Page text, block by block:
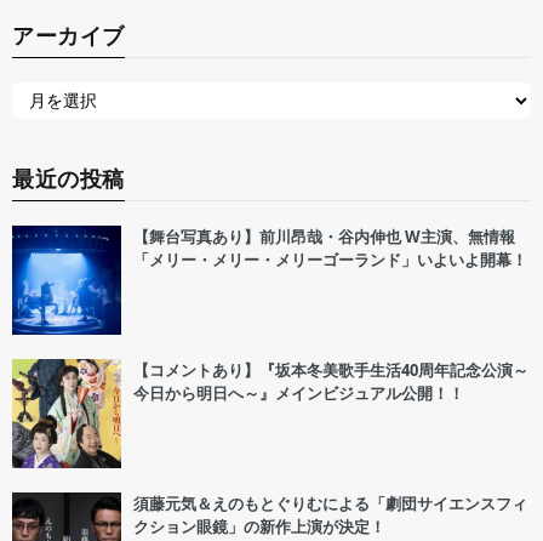
アーカイブ
最近の投稿
【舞台写真あり】前川昂哉・谷内伸也 W主演、無情報
「メリー・メリー・メリーゴーランド」いよいよ開幕！
【コメントあり】『坂本冬美歌手生活40周年記念公演～
今日から明日へ～』メインビジュアル公開！！
須藤元気＆えのもとぐりむによる「劇団サイエンスフィ
クション眼鏡」の新作上演が決定！